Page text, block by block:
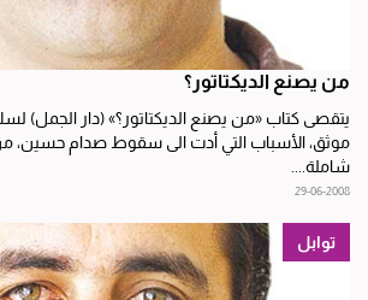
من يصنع الديكتاتور؟
يتقصى كتاب «من يصنع الديكتاتور؟» (دار الجمل)
موثق، الأسباب التي أدت الى سقوط صدام حسين، من
شاملة....
29-06-2008
توابل